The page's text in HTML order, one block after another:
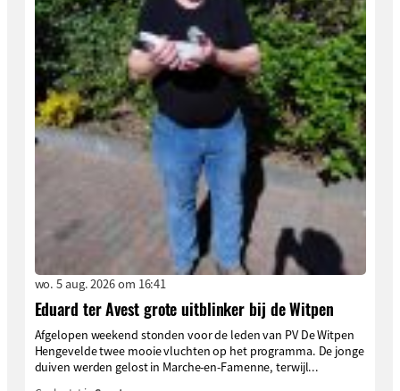
wo. 5 aug. 2026 om 16:41
Eduard ter Avest grote uitblinker bij de Witpen
Afgelopen weekend stonden voor de leden van PV De Witpen
Hengevelde twee mooie vluchten op het programma. De jonge
duiven werden gelost in Marche-en-Famenne, terwijl...